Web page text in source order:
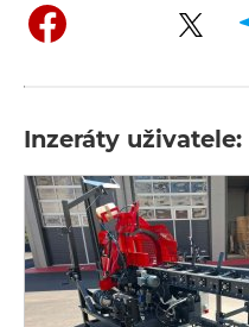
Inzeráty uživatele: